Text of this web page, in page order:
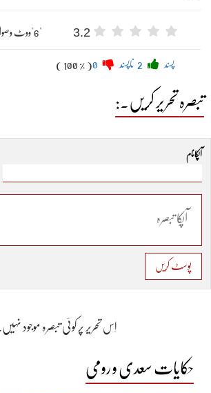
3.2 "6"ووٹ وصول ہوئے۔
پسند ناپسند ( 100 % )
تبصرہ تحریر کریں۔:
آپکا نام
پوسٹ کریں
اِس تحریر پر کوئی تبصرہ موجود نہیں۔
حکایات سعدی و رومی